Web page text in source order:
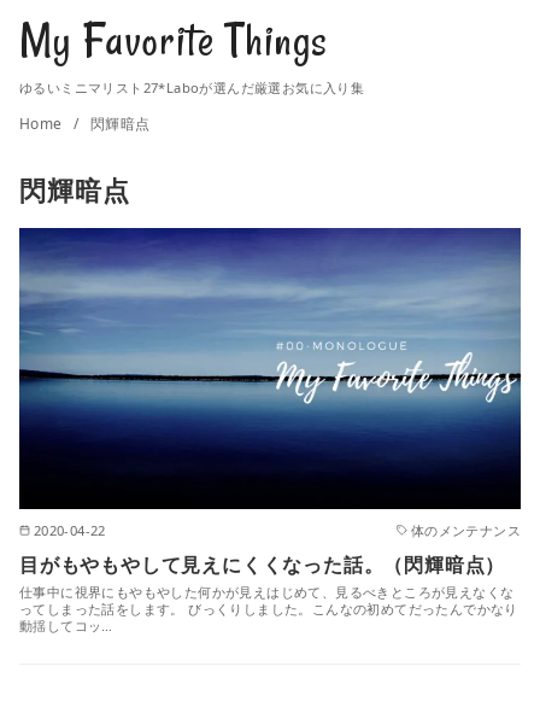
My Favorite Things
ゆるいミニマリスト27*Laboが選んだ厳選お気に入り集
Home 閃輝暗点
閃輝暗点
2020-04-22 体のメンテナンス
目がもやもやして見えにくくなった話。（閃輝暗点）
仕事中に視界にもやもやした何かが見えはじめて、見るべきところが見えなくな
ってしまった話をします。 びっくりしました。こんなの初めてだったんでかなり
動揺してコッ…